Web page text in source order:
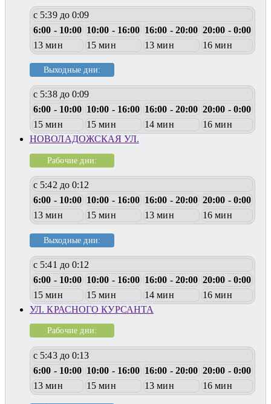
с 5:39 до 0:09
6:00 - 10:00 10:00 - 16:00 16:00 - 20:00 20:00 - 0:00
13 мин
15 мин 13 мин 16 мин
Выходные дни:
с 5:38 до 0:09
6:00 - 10:00 10:00 - 16:00 16:00 - 20:00 20:00 - 0:00
15 мин
15 мин 14 мин
16 мин
НОВОЛАДОЖСКАЯ УЛ.
Рабочие дни:
с 5:42 до 0:12
6:00 - 10:00 10:00 - 16:00 16:00 - 20:00 20:00 - 0:00
13 мин
15 мин 13 мин 16 мин
Выходные дни:
с 5:41 до 0:12
6:00 - 10:00 10:00 - 16:00 16:00 - 20:00 20:00 - 0:00
15 мин
15 мин 14 мин
16 мин
УЛ. КРАСНОГО КУРСАНТА
Рабочие дни:
с 5:43 до 0:13
6:00 - 10:00 10:00 - 16:00 16:00 - 20:00 20:00 - 0:00
13 мин
15 мин 13 мин 16 мин